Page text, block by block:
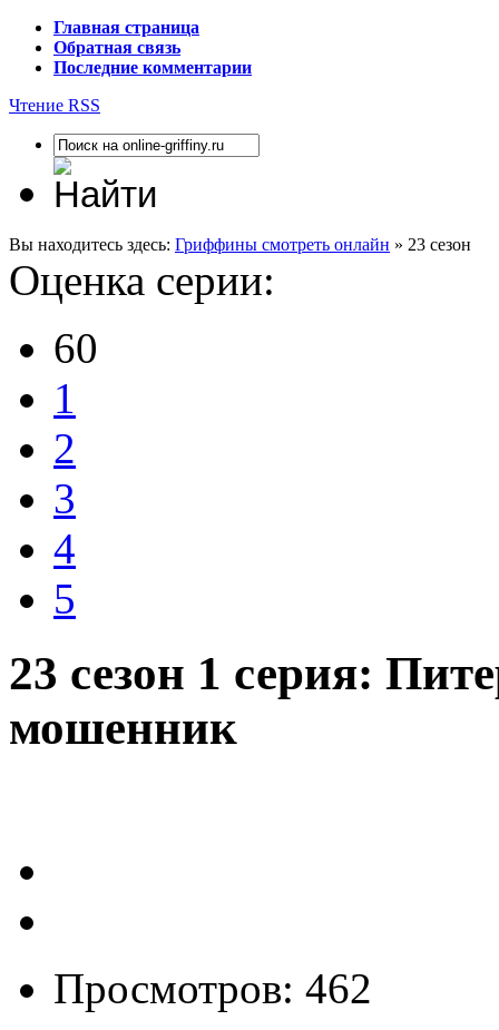
Главная страница
Обратная связь
Последние комментарии
Чтение RSS
Вы находитесь здесь: Гриффины смотреть онлайн » 23 сезон
Оценка серии:
60
1
2
3
4
5
23 сезон 1 серия:
мошенник
Просмотров: 462